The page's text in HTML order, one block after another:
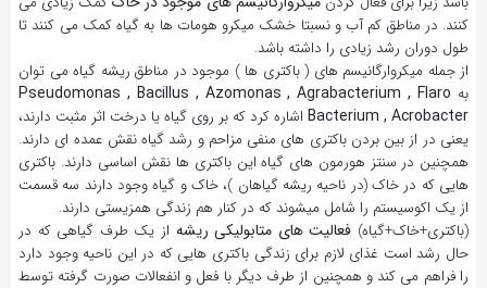
کنند. در مناطق کم آب و نسبتا خشک میکرو هومات ها به گیاه کمک می کنند تا
طول دوران رشد زیادی را داشته باشد.
از جمله میکروارگانیسم های ( باکتری ها ) موجود در مناطق ریشه گیاه می توان
به Pseudomonas , Bacillus , Azomonas , Agrabacterium , Flaro
Bacterium , Acrobacter اشاره کرد که بر روی گیاه یا درخت اثر مثبت دارند،
یعنی در از بین بردن باکتری های منفی مزاحم و رشد گیاه نقش عمده ای دارند.
همچنین در سنتز هورمون های گیاه این باکتری ها نقش اساسی دارند. باکتری
هایی که در خاک (در ناحیه ریشه گیاهان )، خاک و گیاه وجود دارند سه قسمت
از یک اکوسیستم را شامل میشوند که در کنار هم زندگی همزیستی دارند.
(باکتری+خاک+گیاه) فعالیت های متابولیکی ریشه از یک طرف گیاهی که در
حال رشد است غذای لازم برای زندگی باکتری هایی که در این ناحیه وجود دارد
را فراهم می کند و همچنین از طرف دیگر با فعل و انفعالات صورت گرفته توسط